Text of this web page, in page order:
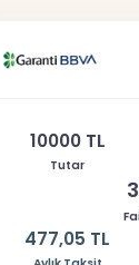
10000 TL
Tutar
477,05 TL